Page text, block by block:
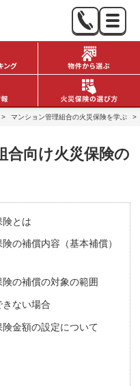
> マンション管理組合の火災保険を学ぶ >
合向け火災保険の
険とは
の補償内容（基本補償）
の補償の対象の範囲
ない場合
金額の設定について